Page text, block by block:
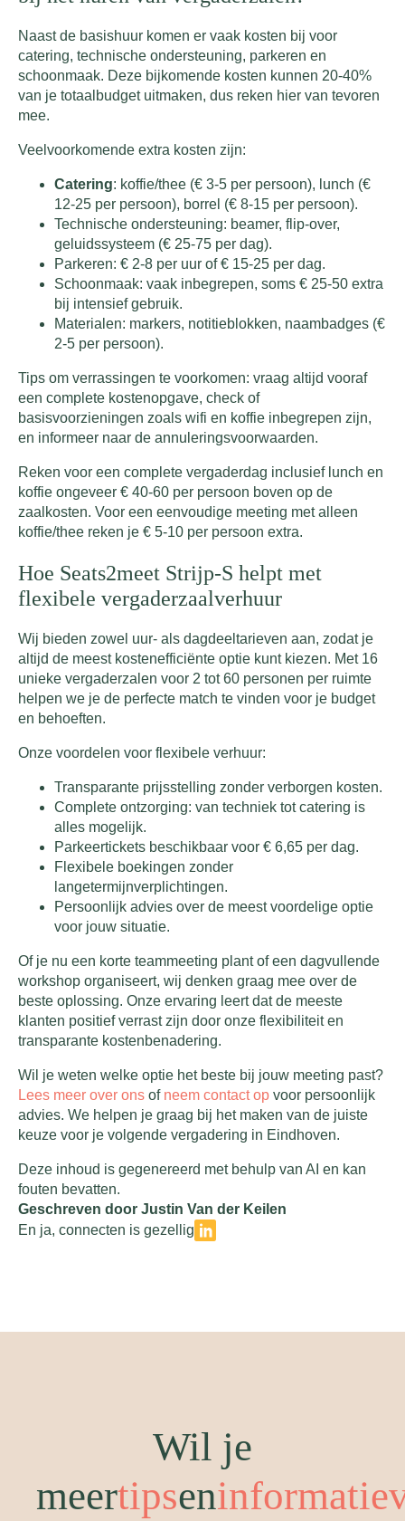
Naast de basishuur komen er vaak kosten bij voor
catering, technische ondersteuning, parkeren en
schoonmaak. Deze bijkomende kosten kunnen 20-40%
van je totaalbudget uitmaken, dus reken hier van tevoren
mee.
Veelvoorkomende extra kosten zijn:
Catering: koffie/thee (€ 3-5 per persoon), lunch (€
12-25 per persoon), borrel (€ 8-15 per persoon).
Technische ondersteuning: beamer, flip-over,
geluidssysteem (€ 25-75 per dag).
Parkeren: € 2-8 per uur of € 15-25 per dag.
Schoonmaak: vaak inbegrepen, soms € 25-50 extra
bij intensief gebruik.
Materialen: markers, notitieblokken, naambadges (€
2-5 per persoon).
Tips om verrassingen te voorkomen: vraag altijd vooraf
een complete kostenopgave, check of
basisvoorzieningen zoals wifi en koffie inbegrepen zijn,
en informeer naar de annuleringsvoorwaarden.
Reken voor een complete vergaderdag inclusief lunch en
koffie ongeveer € 40-60 per persoon boven op de
zaalkosten. Voor een eenvoudige meeting met alleen
koffie/thee reken je € 5-10 per persoon extra.
Hoe Seats2meet Strijp-S helpt met
flexibele vergaderzaalverhuur
Wij bieden zowel uur- als dagdeeltarieven aan, zodat je
altijd de meest kostenefficiënte optie kunt kiezen. Met 16
unieke vergaderzalen voor 2 tot 60 personen per ruimte
helpen we je de perfecte match te vinden voor je budget
en behoeften.
Onze voordelen voor flexibele verhuur:
Transparante prijsstelling zonder verborgen kosten.
Complete ontzorging: van techniek tot catering is
alles mogelijk.
Parkeertickets beschikbaar voor € 6,65 per dag.
Flexibele boekingen zonder
langetermijnverplichtingen.
Persoonlijk advies over de meest voordelige optie
voor jouw situatie.
Of je nu een korte teammeeting plant of een dagvullende
workshop organiseert, wij denken graag mee over de
beste oplossing. Onze ervaring leert dat de meeste
klanten positief verrast zijn door onze flexibiliteit en
transparante kostenbenadering.
Wil je weten welke optie het beste bij jouw meeting past?
Lees meer over ons of neem contact op voor persoonlijk
advies. We helpen je graag bij het maken van de juiste
keuze voor je volgende vergadering in Eindhoven.
Deze inhoud is gegenereerd met behulp van AI en kan
fouten bevatten.
Geschreven door Justin Van der Keilen
En ja, connecten is gezellig
Wil je
meertipsen